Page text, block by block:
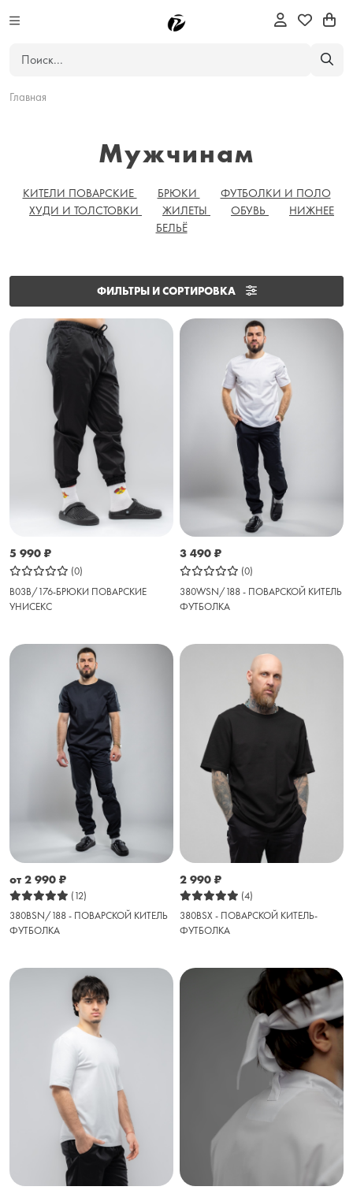
Главная
Мужчинам
КИТЕЛИ ПОВАРСКИЕ БРЮКИ
ФУТБОЛКИ И ПОЛО
ХУДИ И ТОЛСТОВКИ
ЖИЛЕТЫ ОБУВЬ
НИЖНЕЕ
БЕЛЬЁ
ФИЛЬТРЫ И СОРТИРОВКА
5 990 ₽
(0)
B03B/176-БРЮКИ ПОВАРСКИЕ
УНИСЕКС
3 490 ₽
(0)
380WSN/188 - ПОВАРСКОЙ КИТЕЛЬ
ФУТБОЛКА
от 2 990 ₽
(12)
380BSN/188 - ПОВАРСКОЙ КИТЕЛЬ
ФУТБОЛКА
2 990 ₽
(4)
380BSX - ПОВАРСКОЙ КИТЕЛЬ-
ФУТБОЛКА